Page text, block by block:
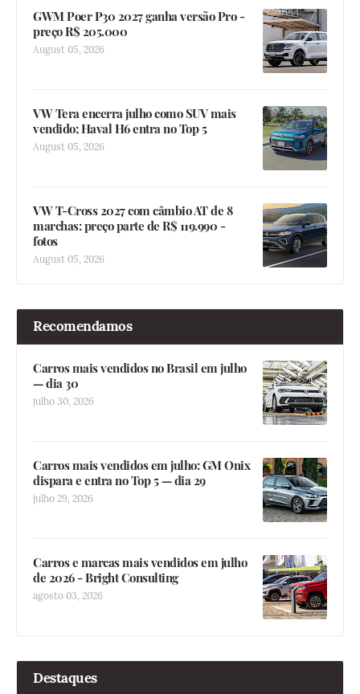
GWM Poer P30 2027 ganha versão Pro -
preço R$ 205.000
August 05, 2026
VW Tera encerra julho como SUV mais
vendido; Haval H6 entra no Top 5
August 05, 2026
VW T-Cross 2027 com câmbio AT de 8
marchas: preço parte de R$ 119.990 -
fotos
August 05, 2026
Recomendamos
Carros mais vendidos no Brasil em julho
— dia 30
julho 30, 2026
Carros mais vendidos em julho: GM Onix
dispara e entra no Top 5 — dia 29
julho 29, 2026
Carros e marcas mais vendidos em julho
de 2026 - Bright Consulting
agosto 03, 2026
Destaques